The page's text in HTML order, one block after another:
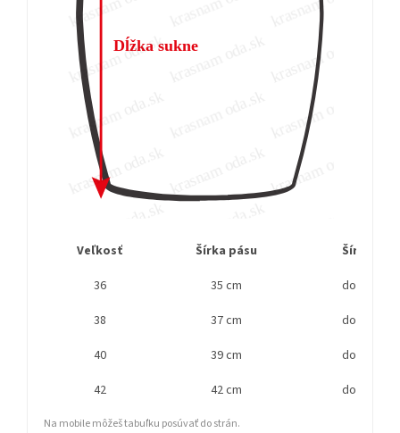
Veľkosť Šírka pásu
Šírka
36
35 cm
do cca 65
38
37 cm
do cca 70
40
39 cm
do cca 75
42
42 cm do cca 80
Na mobile môžeš tabuľku posúvať do strán.